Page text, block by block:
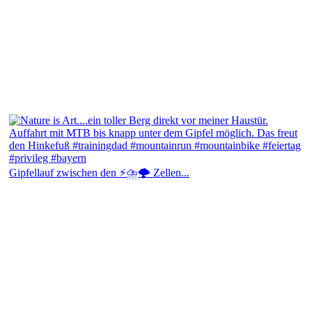
Gipfellauf zwischen den ⚡⛈️🌩️ Zellen...